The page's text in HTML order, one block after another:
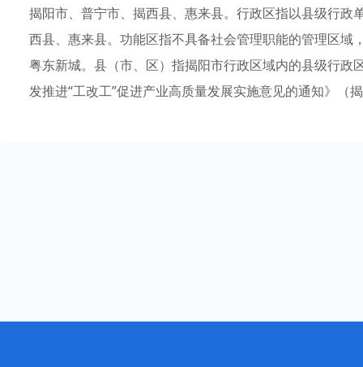
揭阳市、普宁市、揭西县、惠来县。行政区指以县级行
西县、惠来县。功能区指不具备社会管理职能的管理区
粤东新城。县（市、区）指揭阳市行政区域内的县级行政
发推进“工改工”促进产业高质量发展实施意见的通知》（